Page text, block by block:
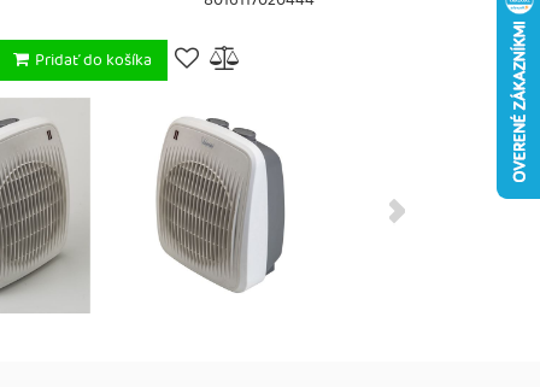
Pridať do košíka